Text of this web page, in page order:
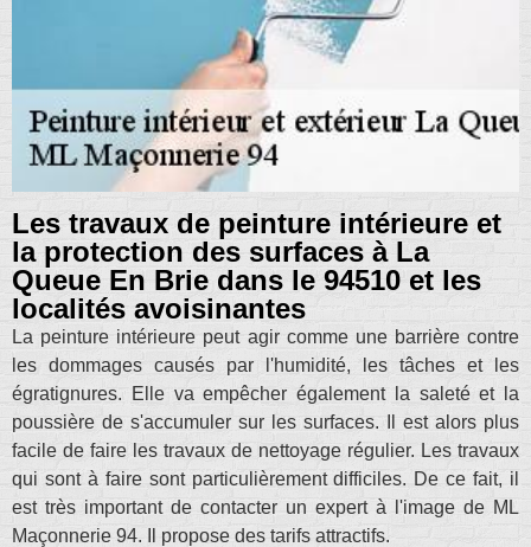
Les travaux de peinture intérieure et
la protection des surfaces à La
Queue En Brie dans le 94510 et les
localités avoisinantes
La peinture intérieure peut agir comme une barrière contre
les dommages causés par l'humidité, les tâches et les
égratignures. Elle va empêcher également la saleté et la
poussière de s'accumuler sur les surfaces. Il est alors plus
facile de faire les travaux de nettoyage régulier. Les travaux
qui sont à faire sont particulièrement difficiles. De ce fait, il
est très important de contacter un expert à l'image de ML
Maçonnerie 94. Il propose des tarifs attractifs.